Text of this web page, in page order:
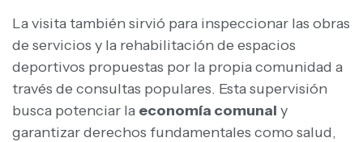
La visita también sirvió para inspeccionar las obras
de servicios y la rehabilitación de espacios
deportivos propuestas por la propia comunidad a
través de consultas populares. Esta supervisión
busca potenciar la economía comunal y
garantizar derechos fundamentales como salud,